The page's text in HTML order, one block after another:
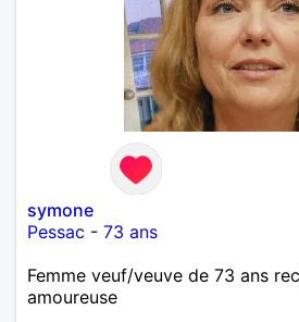
symone
Pessac - 73 ans
Femme veuf/veuve de 73 ans
amoureuse